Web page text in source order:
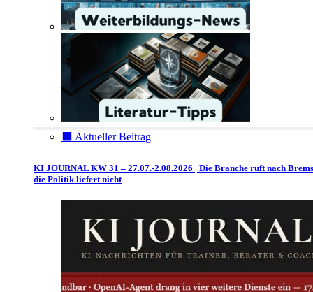
⬛️ Aktueller Beitrag
KI JOURNAL KW 31 – 27.07.-2.08.2026 | Die Branche ruft nach
die Politik liefert nicht